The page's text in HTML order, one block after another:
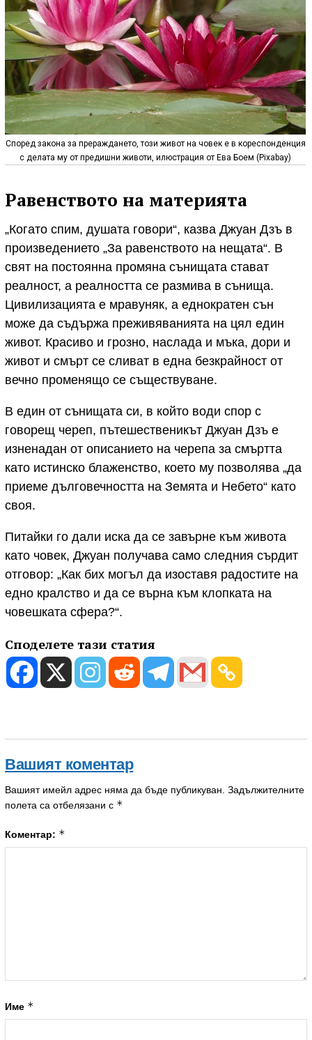
Според закона за прераждането, този живот на човек е в кореспонденция
с делата му от предишни животи, илюстрация от Ева Боем (Pixabay)
Равенството на материята
„Когато спим, душата говори“, казва Джуан Дзъ в
произведението „За равенството на нещата“. В
свят на постоянна промяна сънищата стават
реалност, а реалността се размива в сънища.
Цивилизацията е мравуняк, а еднократен сън
може да съдържа преживяванията на цял един
живот. Красиво и грозно, наслада и мъка, дори и
живот и смърт се сливат в една безкрайност от
вечно променящо се съществуване.
В един от сънищата си, в който води спор с
говорещ череп, пътешественикът Джуан Дзъ е
изненадан от описанието на черепа за смъртта
като истинско блаженство, което му позволява „да
приеме дълговечността на Земята и Небето“ като
своя.
Питайки го дали иска да се завърне към живота
като човек, Джуан получава само следния сърдит
отговор: „Как бих могъл да изоставя радостите на
едно кралство и да се върна към клопката на
човешката сфера?“.
Споделете тази статия
Вашият коментар
Вашият имейл адрес няма да бъде публикуван. Задължителните
полета са отбелязани с *
Коментар: *
Име *